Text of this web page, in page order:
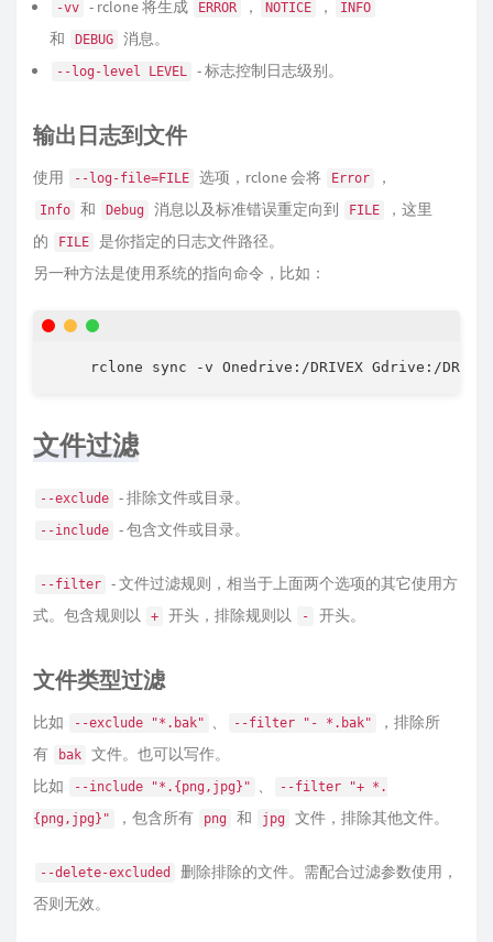
-vv - rclone 将生成 ERROR ， NOTICE ， INFO
和 DEBUG 消息。
--log-level LEVEL - 标志控制日志级别。
输出日志到文件
使用 --log-file=FILE 选项，rclone 会将 Error ，
Info 和 Debug 消息以及标准错误重定向到 FILE
，这里
的
FILE
是你指定的日志文件路径。
另一种方法是使用系统的指向命令，比如：
rclone sync -v Onedrive:/DRIVEX Gdrive:/
文件过滤
--exclude - 排除文件或目录。
--include - 包含文件或目录。
--filter
- 文件过滤规则，相当于上面两个选项的其它使用方
式。包含规则以
+ 开头，排除规则以 - 开头。
文件类型过滤
比如 --exclude "*.bak" --filter "- *.bak"
，排除所
有
bak
文件。也可以写作。
比如
--include "*.{png,jpg}" --filter "+ *.
{png,jpg}" ，包含所有 png 和 jpg 文件，排除其他文件。
--delete-excluded
删除排除的文件。需配合过滤参数使用，
否则无效。